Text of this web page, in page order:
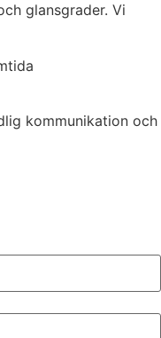
glansgrader. Vi
kommunikation och